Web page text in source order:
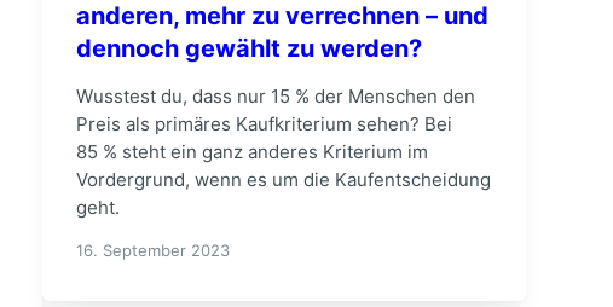
anderen, mehr zu verrechnen – und
dennoch gewählt zu werden?
Wusstest du, dass nur 15 % der Menschen den
Preis als primäres Kaufkriterium sehen? Bei
85 % steht ein ganz anderes Kriterium im
Vordergrund, wenn es um die Kaufentscheidung
geht.
16. September 2023